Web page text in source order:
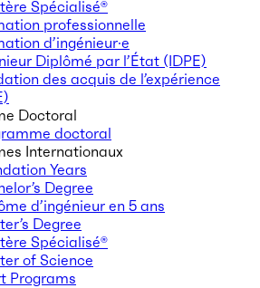
Spécialisé®
professionnelle
d’ingénieur·e
Diplômé par l’État (IDPE)
des acquis de l’expérience
Doctoral
doctoral
Internationaux
Years
Degree
d’ingénieur en 5 ans
Degree
Spécialisé®
of Science
Programs